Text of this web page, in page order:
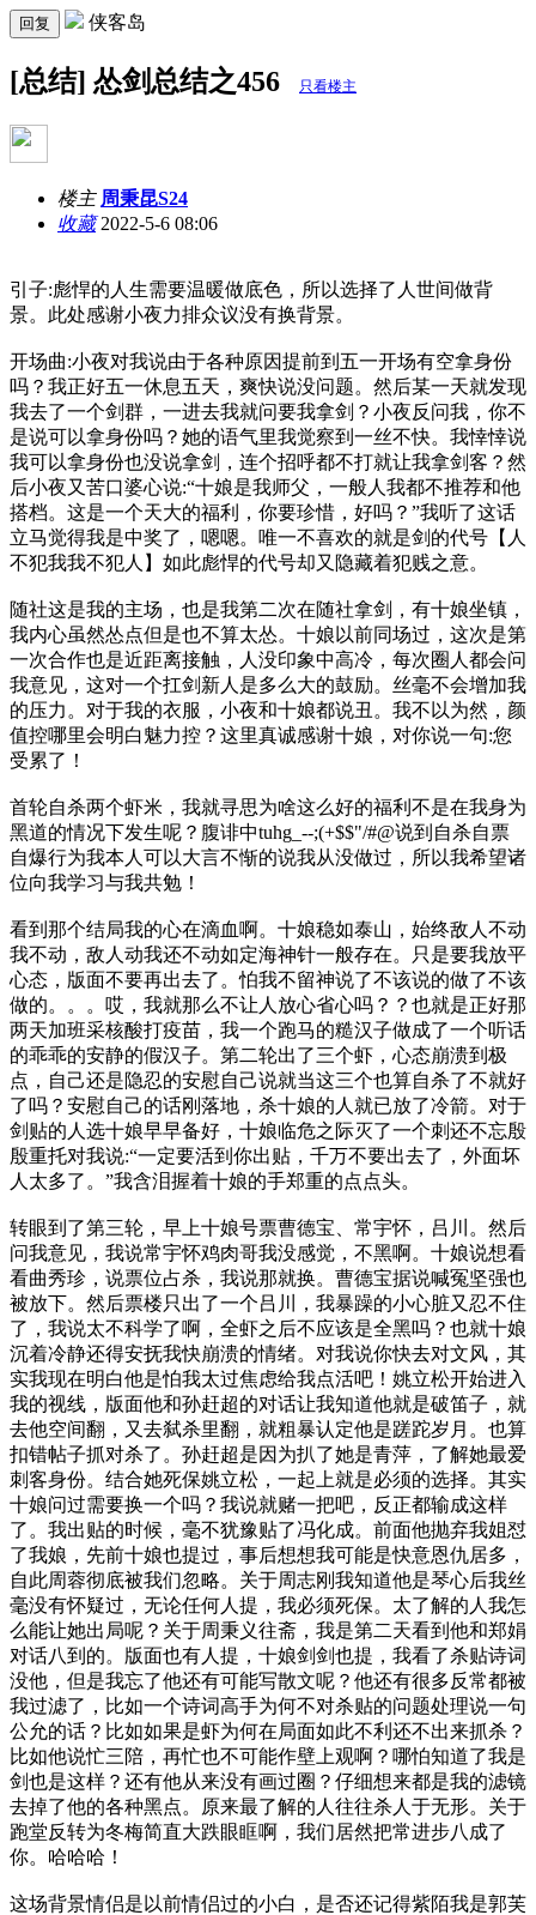
回复 侠客岛
[总结] 怂剑总结之456 只看楼主
楼主 周秉昆S24
收藏2022-5-6 08:06
引子:彪悍的人生需要温暖做底色，所以选择了人世间做背
景。此处感谢小夜力排众议没有换背景。
开场曲:小夜对我说由于各种原因提前到五一开场有空拿身份
吗？我正好五一休息五天，爽快说没问题。然后某一天就发现
我去了一个剑群，一进去我就问要我拿剑？小夜反问我，你不
是说可以拿身份吗？她的语气里我觉察到一丝不快。我悻悻说
我可以拿身份也没说拿剑，连个招呼都不打就让我拿剑客？然
后小夜又苦口婆心说:“十娘是我师父，一般人我都不推荐和他
搭档。这是一个天大的福利，你要珍惜，好吗？”我听了这话
立马觉得我是中奖了，嗯嗯。唯一不喜欢的就是剑的代号【人
不犯我我不犯人】如此彪悍的代号却又隐藏着犯贱之意。
随社这是我的主场，也是我第二次在随社拿剑，有十娘坐镇，
我内心虽然怂点但是也不算太怂。十娘以前同场过，这次是第
一次合作也是近距离接触，人没印象中高冷，每次圈人都会问
我意见，这对一个扛剑新人是多么大的鼓励。丝毫不会增加我
的压力。对于我的衣服，小夜和十娘都说丑。我不以为然，颜
值控哪里会明白魅力控？这里真诚感谢十娘，对你说一句:您
受累了！
首轮自杀两个虾米，我就寻思为啥这么好的福利不是在我身为
黑道的情况下发生呢？腹诽中tuhg_--;(+$$"/#@说到自杀自票
自爆行为我本人可以大言不惭的说我从没做过，所以我希望诸
位向我学习与我共勉！
看到那个结局我的心在滴血啊。十娘稳如泰山，始终敌人不动
我不动，敌人动我还不动如定海神针一般存在。只是要我放平
心态，版面不要再出去了。怕我不留神说了不该说的做了不该
做的。。。哎，我就那么不让人放心省心吗？？也就是正好那
两天加班采核酸打疫苗，我一个跑马的糙汉子做成了一个听话
的乖乖的安静的假汉子。第二轮出了三个虾，心态崩溃到极
点，自己还是隐忍的安慰自己说就当这三个也算自杀了不就好
了吗？安慰自己的话刚落地，杀十娘的人就已放了冷箭。对于
剑贴的人选十娘早早备好，十娘临危之际灭了一个刺还不忘殷
殷重托对我说:“一定要活到你出贴，千万不要出去了，外面坏
人太多了。”我含泪握着十娘的手郑重的点点头。
转眼到了第三轮，早上十娘号票曹德宝、常宇怀，吕川。然后
问我意见，我说常宇怀鸡肉哥我没感觉，不黑啊。十娘说想看
看曲秀珍，说票位占杀，我说那就换。曹德宝据说喊冤坚强也
被放下。然后票楼只出了一个吕川，我暴躁的小心脏又忍不住
了，我说太不科学了啊，全虾之后不应该是全黑吗？也就十娘
沉着冷静还得安抚我快崩溃的情绪。对我说你快去对文风，其
实我现在明白他是怕我太过焦虑给我点活吧！姚立松开始进入
我的视线，版面他和孙赶超的对话让我知道他就是破笛子，就
去他空间翻，又去弑杀里翻，就粗暴认定他是蹉跎岁月。也算
扣错帖子抓对杀了。孙赶超是因为扒了她是青萍，了解她最爱
刺客身份。结合她死保姚立松，一起上就是必须的选择。其实
十娘问过需要换一个吗？我说就赌一把吧，反正都输成这样
了。我出贴的时候，毫不犹豫贴了冯化成。前面他抛弃我姐怼
了我娘，先前十娘也提过，事后想想我可能是快意恩仇居多，
自此周蓉彻底被我们忽略。关于周志刚我知道他是琴心后我丝
毫没有怀疑过，无论任何人提，我必须死保。太了解的人我怎
么能让她出局呢？关于周秉义往斋，我是第二天看到他和郑娟
对话八到的。版面也有人提，十娘剑剑也提，我看了杀贴诗词
没他，但是我忘了他还有可能写散文呢？他还有很多反常都被
我过滤了，比如一个诗词高手为何不对杀贴的问题处理说一句
公允的话？比如如果是虾为何在局面如此不利还不出来抓杀？
比如他说忙三陪，再忙也不可能作壁上观啊？哪怕知道了我是
剑也是这样？还有他从来没有画过圈？仔细想来都是我的滤镜
去掉了他的各种黑点。原来最了解的人往往杀人于无形。关于
跑堂反转为冬梅简直大跌眼眶啊，我们居然把常进步八成了
你。哈哈哈！
这场背景情侣是以前情侣过的小白，是否还记得紫陌我是郭芙